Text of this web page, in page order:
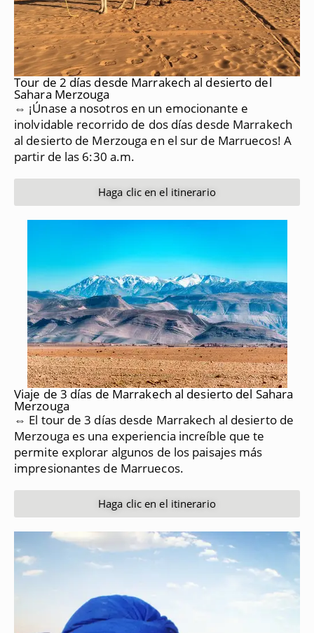
Tour de 2 días desde Marrakech al desierto del
Sahara Merzouga
⇔ ¡Únase a nosotros en un emocionante e
inolvidable recorrido de dos días desde Marrakech
al desierto de Merzouga en el sur de Marruecos! A
partir de las 6:30 a.m.
Haga clic en el itinerario
Viaje de 3 días de Marrakech al desierto del Sahara
Merzouga
⇔ El tour de 3 días desde Marrakech al desierto de
Merzouga es una experiencia increíble que te
permite explorar algunos de los paisajes más
impresionantes de Marruecos.
Haga clic en el itinerario